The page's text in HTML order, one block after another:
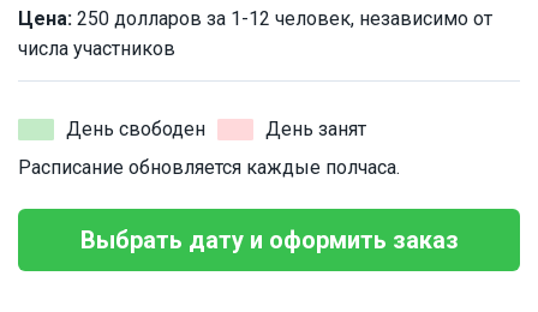
Цена: 250 долларов за 1-12 человек, независимо от
числа участников
День свободен
День занят
Расписание обновляется каждые полчаса.
Выбрать дату и оформить заказ